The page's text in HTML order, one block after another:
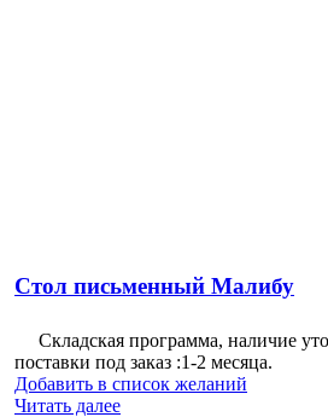
Стол письменный Малибу
Складская программа, наличие
поставки под заказ :1-2 месяца.
Добавить в список желаний
Читать далее